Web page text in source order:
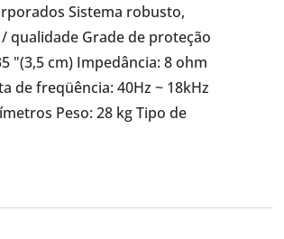
Sistema robusto,
qualidade Grade de proteção
"(3,5 cm) Impedância: 8 ohm
de freqüência: 40Hz ~ 18kHz
Peso: 28 kg Tipo de